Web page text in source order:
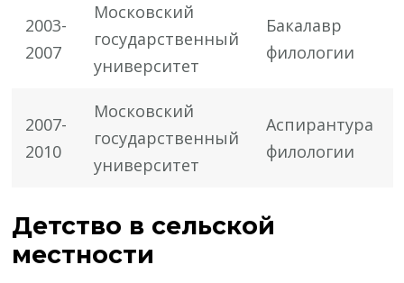
2003-
2007
Московский
государственный
университет
Бакалавр
филологии
2007-
2010
Московский
государственный
университет
Аспирантура
филологии
Детство в сельской
местности